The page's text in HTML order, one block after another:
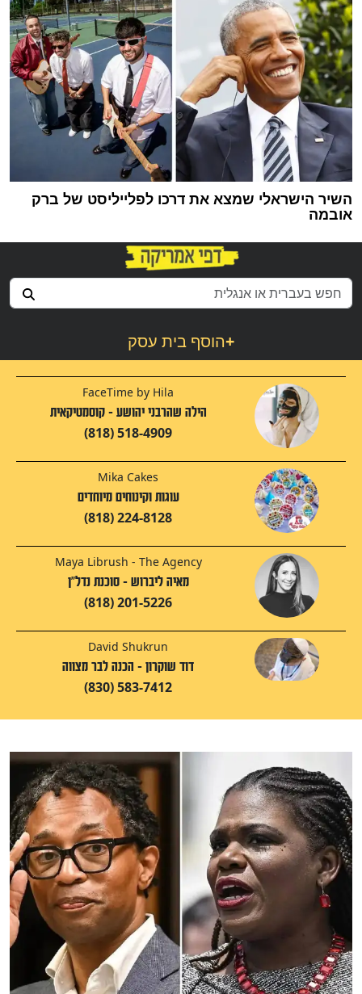
השיר הישראלי שמצא את דרכו לפלייליסט של ברק
אובמה
הוסף בית עסק+
FaceTime by Hila
הילה שהרבני יהושע - קוסמטיקאית
(818) 518-4909
Mika Cakes
עוגות וקינוחים מיוחדים
(818) 224-8128
Maya Librush - The Agency
מאיה ליברוש - סוכנת נדל"ן
(818) 201-5226
David Shukrun
דוד שוקרון - הכנה לבר מצווה
(830) 583-7412